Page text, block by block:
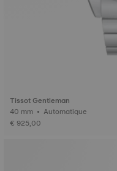
Tissot Gentleman
40 mm • Automatique
€ 925,00